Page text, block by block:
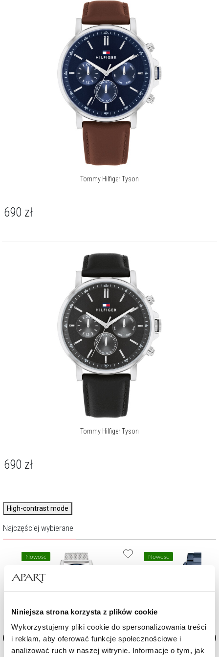
Niniejsza strona korzysta z plików cookie
Wykorzystujemy pliki cookie do spersonalizowania treści
i reklam, aby oferować funkcje społecznościowe i
analizować ruch w naszej witrynie. Informacje o tym, jak
Tommy Hilfiger Tyson
690 zł
Tommy Hilfiger Tyson
690 zł
High-contrast mode
Najczęściej wybierane
Nowość
Zegarek męski Tommy Hilfiger Stewart
Nowość
Zegarek męski Tommy